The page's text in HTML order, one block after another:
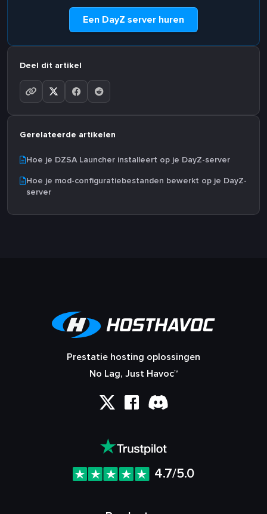
Een DayZ server huren
Deel dit artikel
Gerelateerde artikelen
Hoe je DZSA Launcher installeert op je DayZ-server
Hoe je mod-configuratiebestanden bewerkt op je DayZ-
server
Prestatie hosting oplossingen
No Lag, Just Havoc™
4.7/5.0